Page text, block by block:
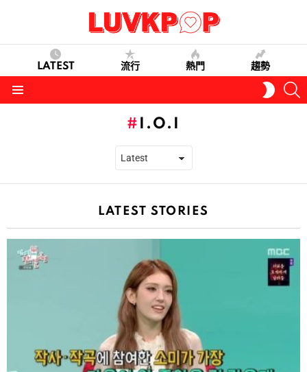
LATEST 流行 熱門 趨勢
SKIN
I.O.I
LATEST STORIES